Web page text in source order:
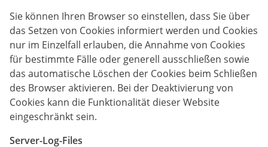
Sie können Ihren Browser so einstellen, dass Sie über
das Setzen von Cookies informiert werden und Cookies
nur im Einzelfall erlauben, die Annahme von Cookies
für bestimmte Fälle oder generell ausschließen sowie
das automatische Löschen der Cookies beim Schließen
des Browser aktivieren. Bei der Deaktivierung von
Cookies kann die Funktionalität dieser Website
eingeschränkt sein.
Server-Log-Files